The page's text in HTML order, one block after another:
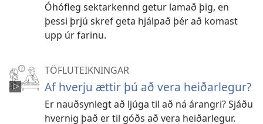
Óhófleg sektarkennd getur lamað þig, en
þessi þrjú skref geta hjálpað þér að komast
upp úr farinu.
TÖFLUTEIKNINGAR
Af hverju ættir þú að vera heiðarlegur?
Er nauðsynlegt að ljúga til að ná árangri? Sjáðu
hvernig það er til góðs að vera heiðarlegur.